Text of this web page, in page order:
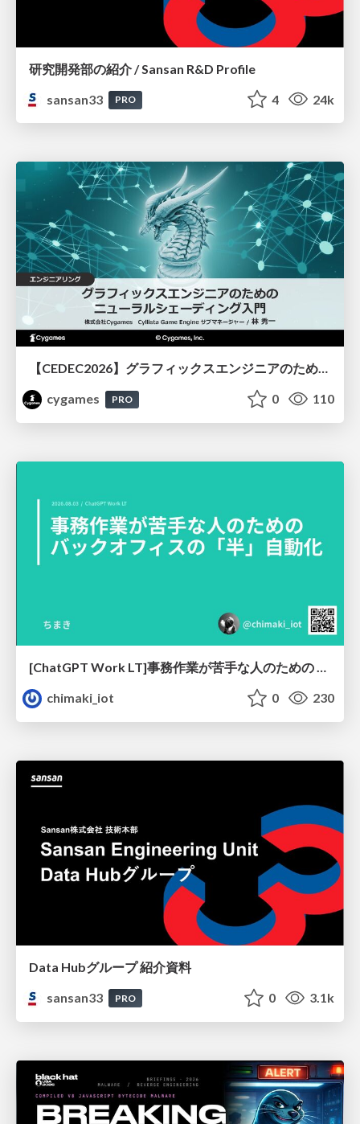
研究開発部の紹介 / Sansan R&D Profile
sansan33
PRO 4 24k
【CEDEC2026】グラフィックスエンジニアのためのニューラルシェーディング入門
cygames
PRO 0 110
[ChatGPT Work LT]事務作業が苦手な人のための バックオフィスの「半」自動化
chimaki_iot
0 230
Data Hubグループ 紹介資料
sansan33
PRO 0 3.1k